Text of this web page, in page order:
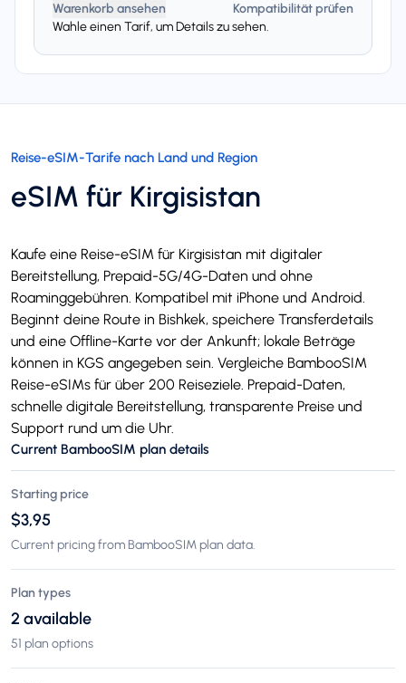
Warenkorb ansehen
Kompatibilität prüfen
Wahle einen Tarif, um Details zu sehen.
Reise-eSIM-Tarife nach Land und Region
eSIM für Kirgisistan
Kaufe eine Reise-eSIM für Kirgisistan mit digitaler
Bereitstellung, Prepaid-5G/4G-Daten und ohne
Roaminggebühren. Kompatibel mit iPhone und Android.
Beginnt deine Route in Bishkek, speichere Transferdetails
und eine Offline-Karte vor der Ankunft; lokale Beträge
können in KGS angegeben sein. Vergleiche BambooSIM
Reise-eSIMs für über 200 Reiseziele. Prepaid-Daten,
schnelle digitale Bereitstellung, transparente Preise und
Support rund um die Uhr.
Current BambooSIM plan details
Starting price
$3,95
Current pricing from BambooSIM plan data.
Plan types
2 available
51 plan options